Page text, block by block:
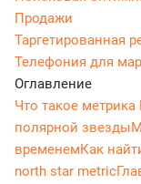
Продажи
Таргетированная
Телефония для
Оглавление
Что такое метрика
полярной звезды
временемКак
north star metric